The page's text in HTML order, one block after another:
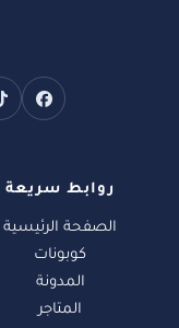
روابط سريعة
الصفحة الرئيسية
كوبونات
المدونة
المتاجر